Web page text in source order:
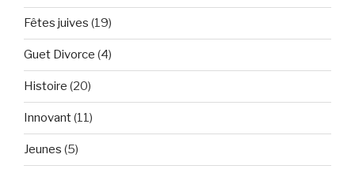
Fêtes juives (19)
Guet Divorce (4)
Histoire (20)
Innovant(11)
Jeunes (5)